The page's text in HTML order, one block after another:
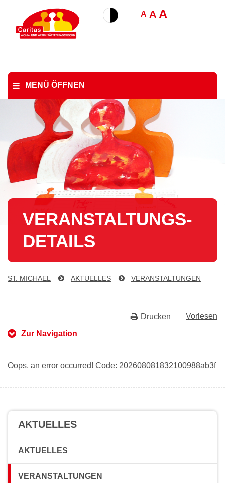
A A A
MENÜ ÖFFNEN
VER­AN­STAL­TUNGS-
DE­TAILS
ST. MICHAEL AKTUELLES VER­AN­STAL­TUN­GEN
Vorlesen
Drucken
Zur Navigation
Oops, an error occurred! Code: 202608081832100988ab3f
AKTUELLES
AKTUELLES
VERANSTALTUNGEN